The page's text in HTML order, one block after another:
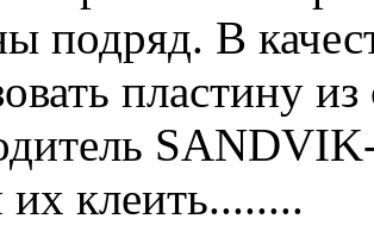
подряд. В
пластину
клеить........